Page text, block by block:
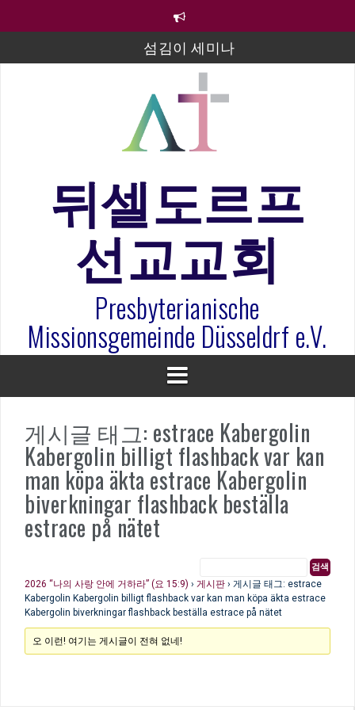
섬김이 세미나
김태희 자매 졸업연주
2023년 어린이 주일 유초등부 발표
라합3 나라 봉헌송
은퇴사-우선화 권사
20260322 주안에 가만히 머물기(요한복음 15:1-17) 손
훈목사
뒤셀도르프
선교교회
Presbyterianische
Missionsgemeinde Düsseldrf e.V.
게시글 태그: estrace Kabergolin
Kabergolin billigt flashback var kan
man köpa äkta estrace Kabergolin
biverkningar flashback beställa
estrace på nätet
2026 “나의 사랑 안에 거하라” (요 15:9) › 게시판 › 게시글 태그: estrace
Kabergolin Kabergolin billigt flashback var kan man köpa äkta estrace
Kabergolin biverkningar flashback beställa estrace på nätet
오 이런! 여기는 게시글이 전혀 없네!